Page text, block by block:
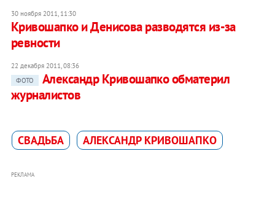
30 ноября 2011, 11:30
Кривошапко и Денисова разводятся из-за
ревности
22 декабря 2011, 08:36
ФОТО
Александр Кривошапко обматерил
журналистов
СВАДЬБА АЛЕКСАНДР КРИВОШАПКО
РЕКЛАМА